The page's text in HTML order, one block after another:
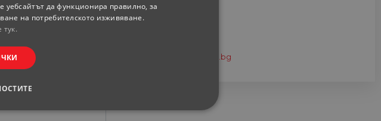
Всеки ден
eshop@home-max.bg
уебсайтът да функционира правилно, за
на потребителското изживяване.
тук.